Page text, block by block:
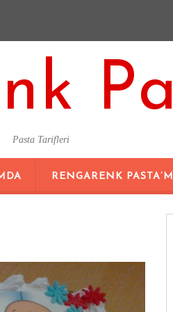
Pasta Tarifleri
RENGARENK PASTA’M